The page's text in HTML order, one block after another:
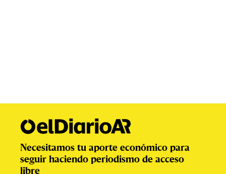
Necesitamos tu aporte económico para
seguir haciendo periodismo de acceso
libre